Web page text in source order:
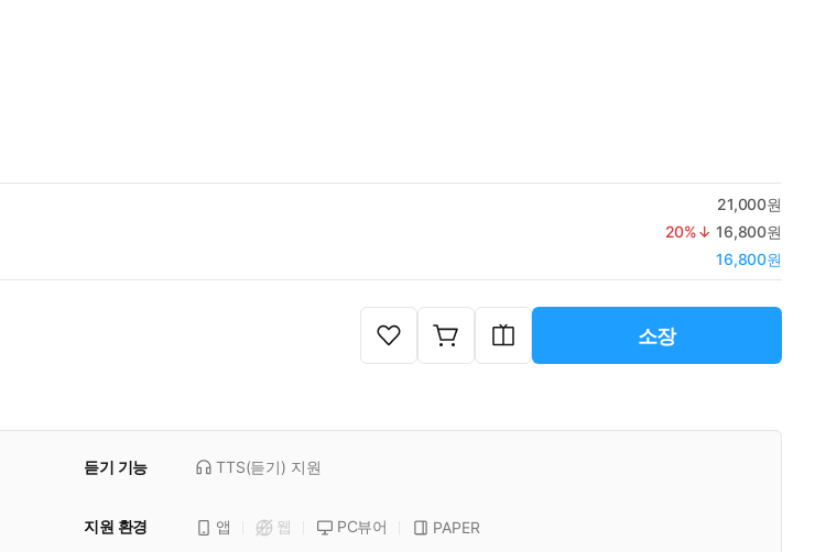
21,000원
20%↓ 16,800원
16,800원
소장
듣기 기능 TTS(듣기) 지원
지원 환경 앱 웹 PC뷰어
PAPER